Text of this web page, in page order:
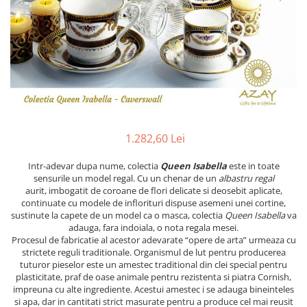
SUB 500
SUB 200
SUB 1000
SUB 2000
SUB 3000
PRODUSE
CĂNI
ACCESORII PENTRU MASĂ
SET CEAI &AMP; DESERT
CEASURI DE INTERIOR
OBIECTE DECORATIVE
VAZE DECORATIVE
PRODUSE PENTRU CURĂŢAT
ACCESORII DECORATIVE
SETURI DE CAFEA
BRANDURI
ROYAL ALBERT
AZAY CASA
PORTMEIRION
VILLA ALTACHIARA
PIP STUDIO
COLECȚII
MIRANDA KERR
NEW COUNTRY ROSES PINK
ROSECONFETTI
POLKA ROSE
BOXE
CORPURI DE ILUMINAT
TROFEE
BRANDURI
WATERFORD
SALVIATI
ROYAL ALBERT
PORTMEIRION
AZAY CASA
CHINELLI
COLECTII
BOURGOGNE
LUXE
SETURI PENTRU CAVIAR
PAHARE SI CANI
ACCESORII BIROU
SUPORTURI PENTRU PRAJITURI
CASETE DE BIJUTERII
ARTHUR PRICE OF ENGLAND
CHINELLI
AZAY CASA
VERA WANG
WEDGWOOD
ROYAL DOULTON
COLECTII
GOCCIA
1.282,60 Lei
Intr-adevar dupa nume, colectia Queen Isabellaeste in toate
sensurile un model regal. Cu un chenar de un albastru regal
aurit, imbogatit de coroane de flori delicate si deosebit aplicate,
continuate cu modele de inflorituri dispuse asemeni unei cortine,
sustinute la capete de un model ca o masca, colectia Queen Isabellava
adauga, fara indoiala, o nota regala mesei.
Procesul de fabricatie al acestor adevarate “opere de arta” urmeaza cu
strictete reguli traditionale. Organismul de lut pentru producerea
tuturor pieselor este un amestec traditional din clei special pentru
plasticitate, praf de oase animale pentru rezistenta si piatra Cornish,
impreuna cu alte ingrediente. Acestui amestec i se adauga bineinteles
si apa, dar in cantitati strict masurate pentru a produce cel mai reusit